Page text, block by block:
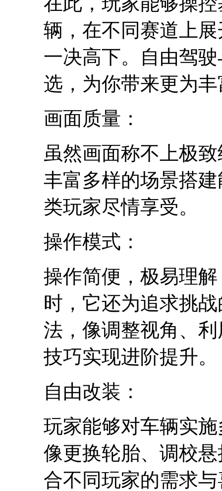
辆，在不同赛道上
一决高下。自由驾
选，为你带来更为
画面质量：
虽然画面称不上极
丰富多样的场景搭
类玩家尽情享受。
操作模式：
操作简便，极易理
时，它还为追求挑
法，像调整视角、
技巧实现进阶提升。
自由改装：
玩家能够对车辆实
像更换轮胎、调校
合不同玩家的需求